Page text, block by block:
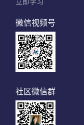
微信视频号
社区微信群